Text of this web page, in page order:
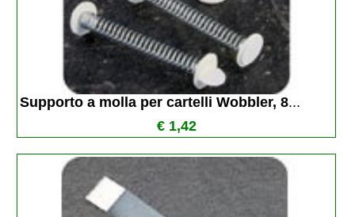
Supporto a molla per cartelli Wobbler, 8...
€ 1,42